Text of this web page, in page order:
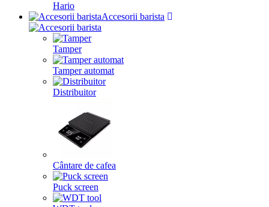
Hario
Accesorii barista
Tamper
Tamper automat
Distribuitor
Cântare de cafea
Puck screen